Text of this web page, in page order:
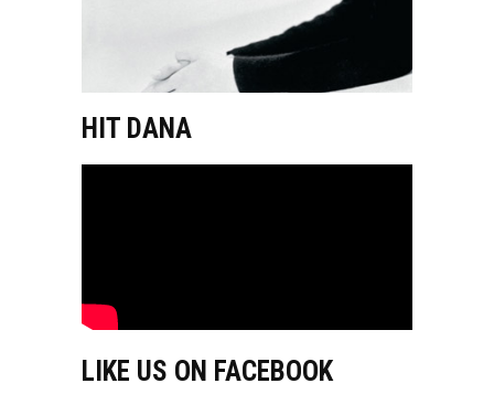
HIT DANA
LIKE US ON FACEBOOK